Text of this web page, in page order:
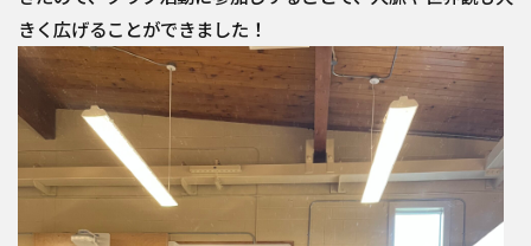
きく広げることができました！